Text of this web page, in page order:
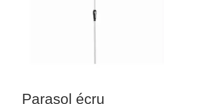
Parasol écru